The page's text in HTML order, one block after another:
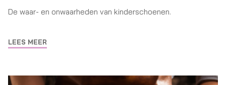
De waar- en onwaarheden van kinderschoenen.
LEES MEER